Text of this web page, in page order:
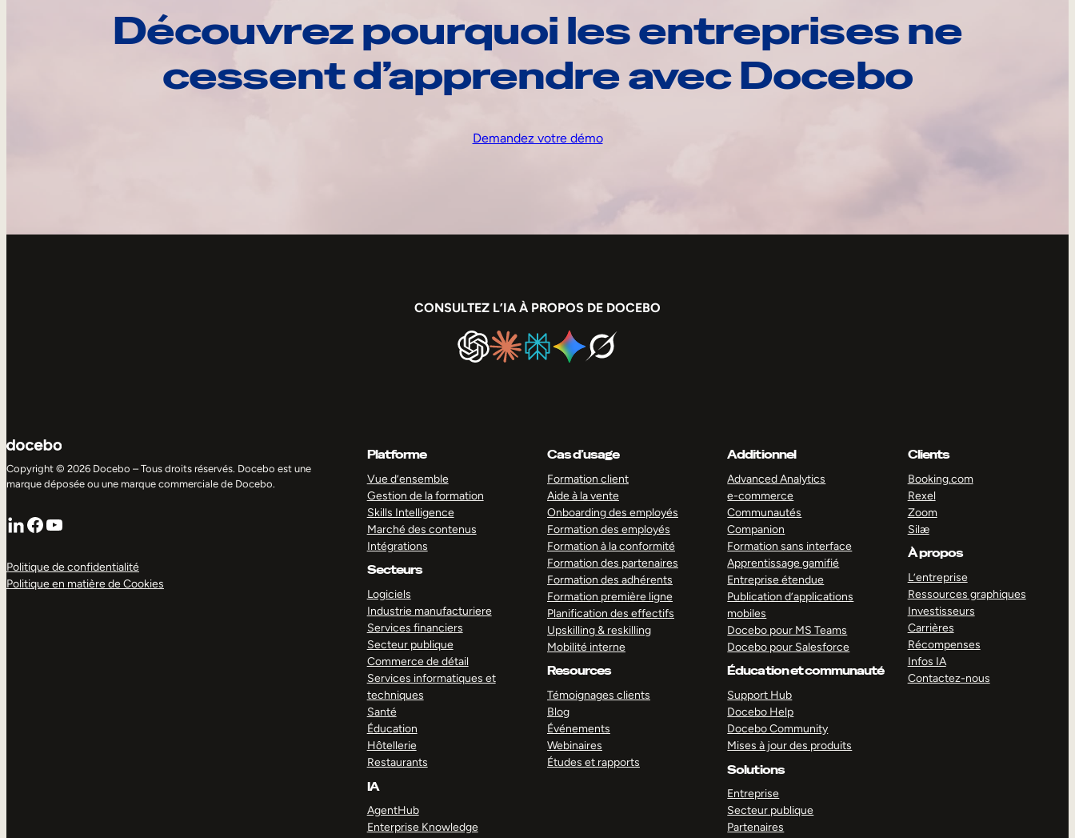
Découvrez pourquoi les entreprises ne
cessent d’apprendre avec Docebo
Demandez votre démo
CONSULTEZ L’IA À PROPOS DE DOCEBO
Copyright © 2026 Docebo – Tous droits réservés. Docebo est une
marque déposée ou une marque commerciale de Docebo.
LinkedIn
Facebook
YouTube
Politique de confidentialité
Politique en matière de Cookies
Platforme
Vue d’ensemble
Gestion de la formation
Skills Intelligence
Marché des contenus
Intégrations
Secteurs
Logiciels
Industrie manufacturiere
Services financiers
Secteur publique
Commerce de détail
Services informatiques et
techniques
Santé
Éducation
Hôtellerie
Restaurants
IA
AgentHub
Enterprise Knowledge
Cas d’usage
Formation client
Aide à la vente
Onboarding des employés
Formation des employés
Formation à la conformité
Formation des partenaires
Formation des adhérents
Formation première ligne
Planification des effectifs
Upskilling & reskilling
Mobilité interne
Resources
Témoignages clients
Blog
Événements
Webinaires
Études et rapports
Additionnel
Advanced Analytics
e-commerce
Communautés
Companion
Formation sans interface
Apprentissage gamifié
Entreprise étendue
Publication d’applications
mobiles
Docebo pour MS Teams
Docebo pour Salesforce
Éducation et communauté
Support Hub
Docebo Help
Docebo Community
Mises à jour des produits
Solutions
Entreprise
Secteur publique
Partenaires
Clients
Booking.com
Rexel
Zoom
Silæ
À propos
L’entreprise
Ressources graphiques
Investisseurs
Carrières
Récompenses
Infos IA
Contactez-nous